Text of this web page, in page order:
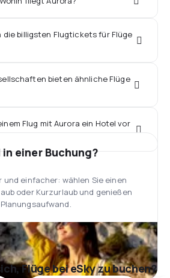
die billigsten Flugtickets für Flüge
bieten ähnliche Flüge
Flug mit Aurora ein Hotel vor
einer Buchung?
und einfacher: wählen Sie einen
oder Kurzurlaub und genießen
Flüge bei eSky zu buchen?